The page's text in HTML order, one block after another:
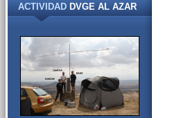
ACTIVIDADDVGE AL AZAR